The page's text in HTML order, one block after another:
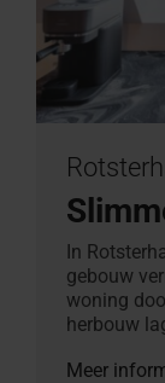
In
gebouw
woning
herbouw
Meer